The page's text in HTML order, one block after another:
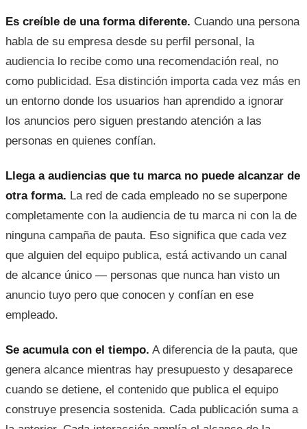
Es creíble de una forma diferente. Cuando una persona
habla de su empresa desde su perfil personal, la
audiencia lo recibe como una recomendación real, no
como publicidad. Esa distinción importa cada vez más en
un entorno donde los usuarios han aprendido a ignorar
los anuncios pero siguen prestando atención a las
personas en quienes confían.
Llega a audiencias que tu marca no puede alcanzar de
otra forma. La red de cada empleado no se superpone
completamente con la audiencia de tu marca ni con la de
ninguna campaña de pauta. Eso significa que cada vez
que alguien del equipo publica, está activando un canal
de alcance único — personas que nunca han visto un
anuncio tuyo pero que conocen y confían en ese
empleado.
Se acumula con el tiempo. A diferencia de la pauta, que
genera alcance mientras hay presupuesto y desaparece
cuando se detiene, el contenido que publica el equipo
construye presencia sostenida. Cada publicación suma a